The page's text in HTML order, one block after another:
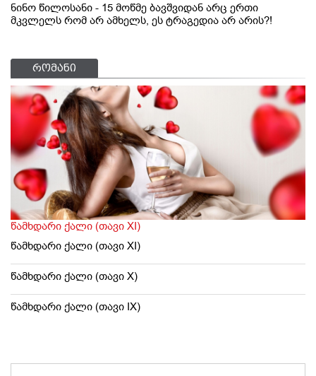
ნინო წილოსანი - 15 მოწმე ბავშვიდან არც ერთი
მკვლელს რომ არ ამხელს, ეს ტრაგედია არ არის?!
რომანი
წამხდარი ქალი (თავი XI)
წამხდარი ქალი (თავი XI)
წამხდარი ქალი (თავი X)
წამხდარი ქალი (თავი IX)